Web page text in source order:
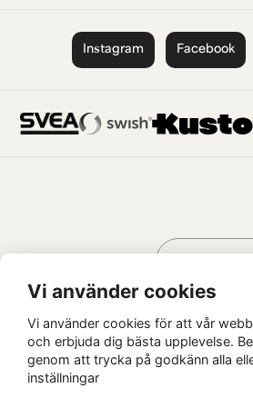
Instagram Facebook
Kaffebrus AB, Förskeppsgatan
AV KREATÖRER
Vi använder cookies
Vi använder cookies för att vår
och erbjuda dig bästa upplevelse.
genom att trycka på godkänn alla
inställningar